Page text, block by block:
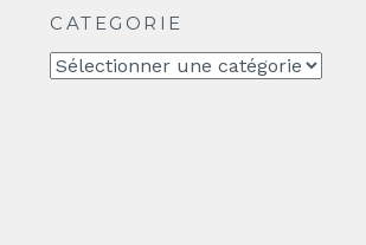
CATEGORIE
CATEGORIE